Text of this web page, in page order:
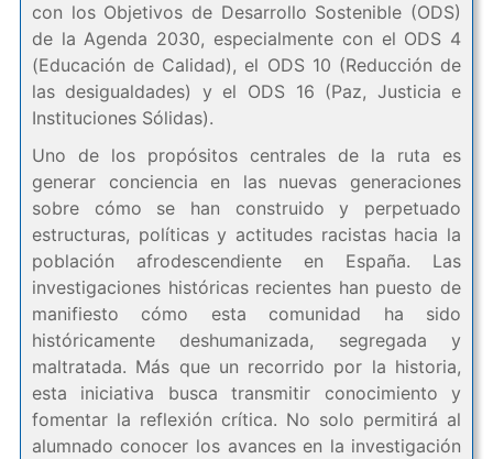
con los Objetivos de Desarrollo Sostenible (ODS)
de la Agenda 2030, especialmente con el ODS 4
(Educación de Calidad), el ODS 10 (Reducción de
las desigualdades) y el ODS 16 (Paz, Justicia e
Instituciones Sólidas).
Uno de los propósitos centrales de la ruta es
generar conciencia en las nuevas generaciones
sobre cómo se han construido y perpetuado
estructuras, políticas y actitudes racistas hacia la
población afrodescendiente en España. Las
investigaciones históricas recientes han puesto de
manifiesto cómo esta comunidad ha sido
históricamente deshumanizada, segregada y
maltratada. Más que un recorrido por la historia,
esta iniciativa busca transmitir conocimiento y
fomentar la reflexión crítica. No solo permitirá al
alumnado conocer los avances en la investigación